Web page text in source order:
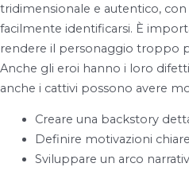
tridimensionale e autentico,
facilmente identificarsi. È
rendere il personaggio troppo
Anche gli eroi hanno i loro
anche i cattivi possono avere
Creare una backstory
Definire motivazioni
Sviluppare un arco